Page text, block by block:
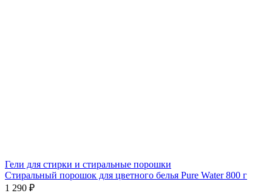
Гели для стирки и стиральные порошки
Стиральный порошок для цветного белья Pure Water 800 г
1 290 ₽